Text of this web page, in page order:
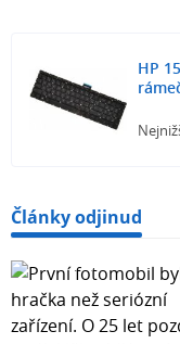
HP
Články odjinud